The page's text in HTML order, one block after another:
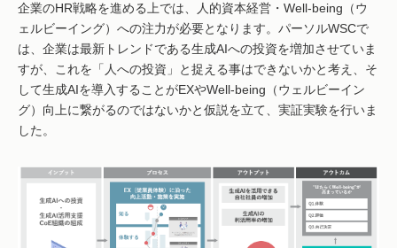
企業のHR戦略を進める上では、人的資本経営・Well-being（ウ
ェルビーイング）への注力が必要となります。パーソルWSCで
は、企業は最新トレンドである生成AIへの投資を増加させていま
すが、これを「人への投資」と捉える事はできないかと考え、そ
して生成AIを導入することがEXやWell-being（ウェルビーイン
グ）向上に繋がるのではないかと仮説を立て、実証実験を行いま
した。